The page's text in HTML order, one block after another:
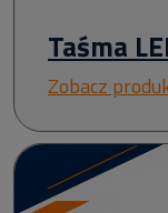
Taśma
Zobacz